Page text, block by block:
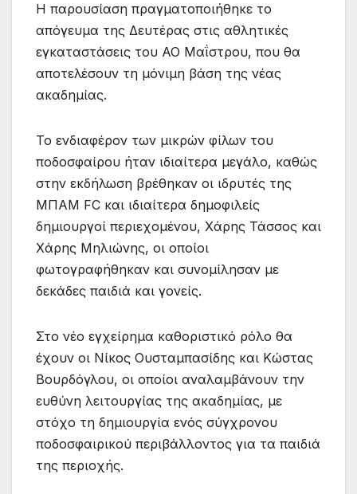
Η παρουσίαση πραγματοποιήθηκε το
απόγευμα της Δευτέρας στις αθλητικές
εγκαταστάσεις του ΑΟ Μαΐστρου, που θα
αποτελέσουν τη μόνιμη βάση της νέας
ακαδημίας.
Το ενδιαφέρον των μικρών φίλων του
ποδοσφαίρου ήταν ιδιαίτερα μεγάλο, καθώς
στην εκδήλωση βρέθηκαν οι ιδρυτές της
ΜΠΑΜ FC και ιδιαίτερα δημοφιλείς
δημιουργοί περιεχομένου, Χάρης Τάσσος και
Χάρης Μηλιώνης, οι οποίοι
φωτογραφήθηκαν και συνομίλησαν με
δεκάδες παιδιά και γονείς.
Στο νέο εγχείρημα καθοριστικό ρόλο θα
έχουν οι Νίκος Ουσταμπασίδης και Κώστας
Βουρδόγλου, οι οποίοι αναλαμβάνουν την
ευθύνη λειτουργίας της ακαδημίας, με
στόχο τη δημιουργία ενός σύγχρονου
ποδοσφαιρικού περιβάλλοντος για τα παιδιά
της περιοχής.